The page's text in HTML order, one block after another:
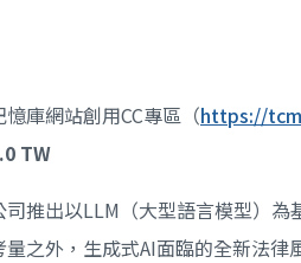
庫網站創用CC專區（https://
TW
推出以LLM（大型語言模型）
之外，生成式AI面臨的全新法